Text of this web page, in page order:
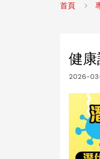
首頁
健
2026-